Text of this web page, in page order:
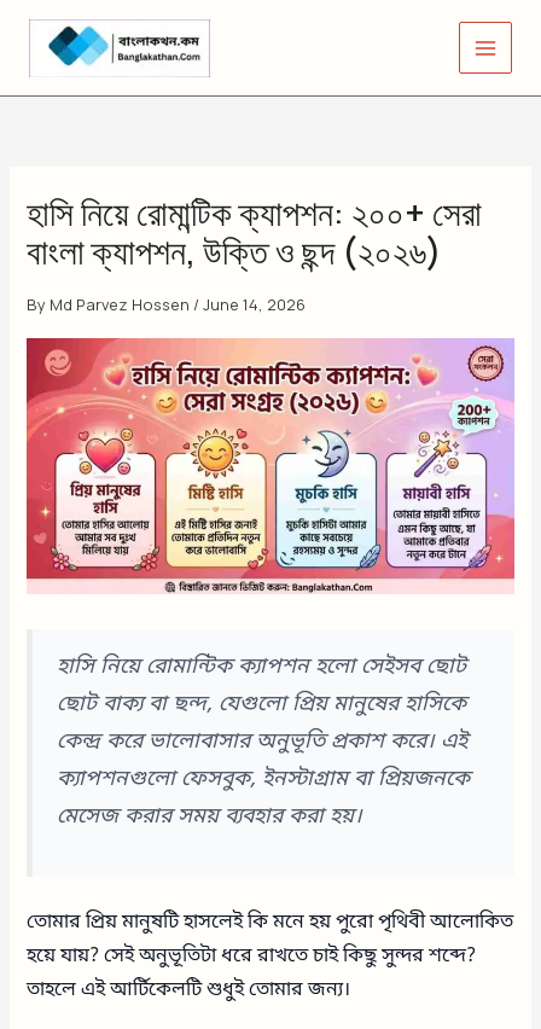
Skip
content
হাসি নিয়ে রোমান্টিক ক্যাপশন: ২০০+ সেরা
বাংলা ক্যাপশন, উক্তি ও ছন্দ (২০২৬)
By Md Parvez Hossen /June 14, 2026
হাসি নিয়ে রোমান্টিক ক্যাপশন হলো সেইসব ছোট
ছোট বাক্য বা ছন্দ, যেগুলো প্রিয় মানুষের হাসিকে
কেন্দ্র করে ভালোবাসার অনুভূতি প্রকাশ করে। এই
ক্যাপশনগুলো ফেসবুক, ইনস্টাগ্রাম বা প্রিয়জনকে
মেসেজ করার সময় ব্যবহার করা হয়।
তোমার প্রিয় মানুষটি হাসলেই কি মনে হয় পুরো পৃথিবী আলোকিত
হয়ে যায়? সেই অনুভূতিটা ধরে রাখতে চাই কিছু সুন্দর শব্দে?
তাহলে এই আর্টিকেলটি শুধুই তোমার জন্য।